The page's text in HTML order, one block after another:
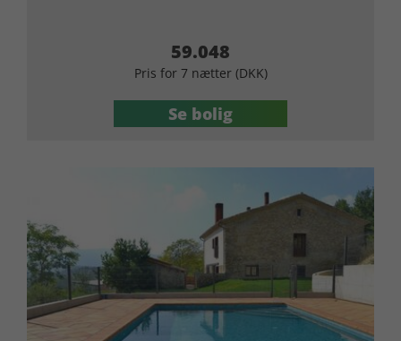
59.048
Pris for 7 nætter (DKK)
Se bolig